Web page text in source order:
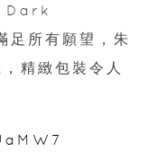
Dark
所有願望，朱
精緻包裝令人